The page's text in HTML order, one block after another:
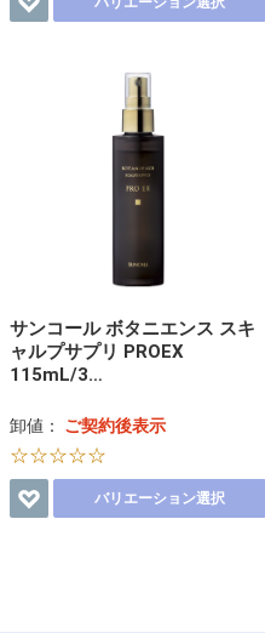
サンコール ボタニエンス スキ
ャルプサプリ PROEX
115mL/3…
卸値： ご契約後表示
☆☆☆☆☆
バリエーション選択